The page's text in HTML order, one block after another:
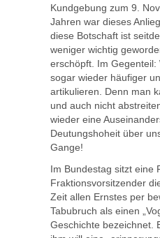
Kundgebung zum 9.
Jahren war dieses
diese Botschaft ist
weniger wichtig
erschöpft. Im Gegenteil:
sogar wieder häufiger
artikulieren. Denn man
und auch nicht
wieder eine
Deutungshoheit über
Gange!
Im Bundestag sitzt eine
Fraktionsvorsitzender
Zeit allen Ernstes per
Tabubruch als einen
Geschichte bezeichnet.